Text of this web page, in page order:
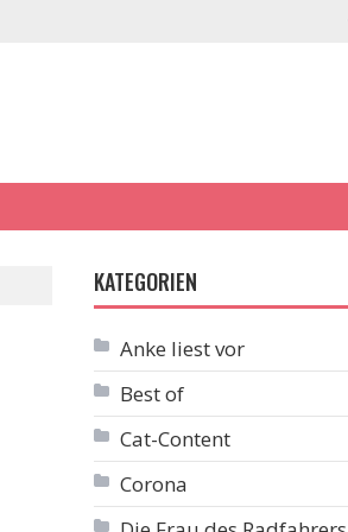
KATEGORIEN
Anke liest vor
Best of
Cat-Content
Corona